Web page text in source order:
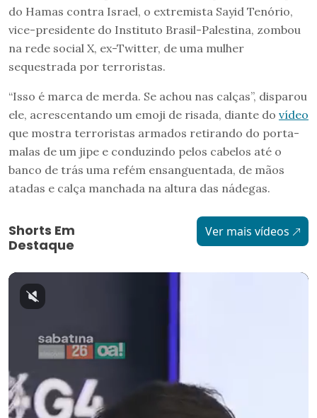
do Hamas contra Israel, o extremista Sayid Tenório,
vice-presidente do Instituto Brasil-Palestina, zombou
na rede social X, ex-Twitter, de uma mulher
sequestrada por terroristas.
“Isso é marca de merda. Se achou nas calças”, disparou
ele, acrescentando um emoji de risada, diante do vídeo
que mostra terroristas armados retirando do porta-
malas de um jipe e conduzindo pelos cabelos até o
banco de trás uma refém ensanguentada, de mãos
atadas e calça manchada na altura das nádegas.
Shorts Em
Destaque
Ver mais vídeos